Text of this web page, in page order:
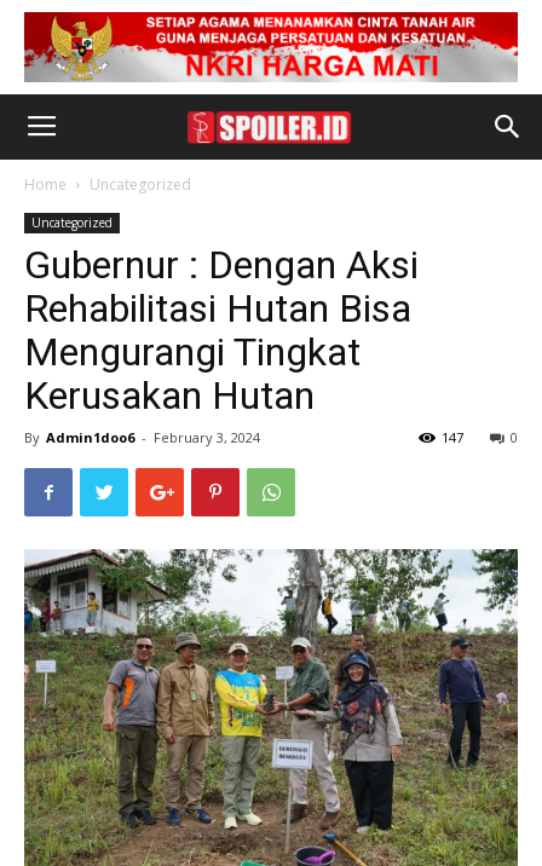
Home Uncategorized
Uncategorized
Gubernur : Dengan Aksi
Rehabilitasi Hutan Bisa
Mengurangi Tingkat
Kerusakan Hutan
By Admin1doo6 - February 3, 2024 0
147